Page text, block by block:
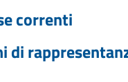
correnti
di